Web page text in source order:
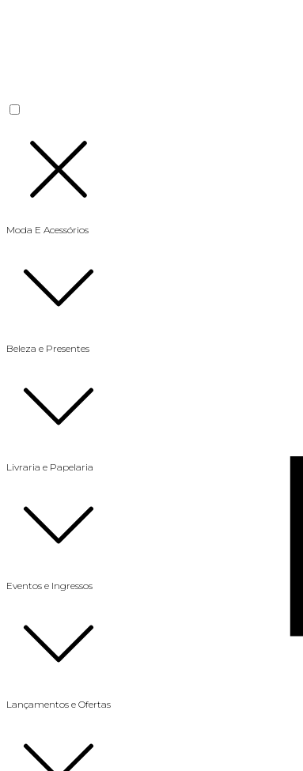
Moda E Acessórios
Beleza e Presentes
Livraria e Papelaria
Eventos e Ingressos
Lançamentos e Ofertas